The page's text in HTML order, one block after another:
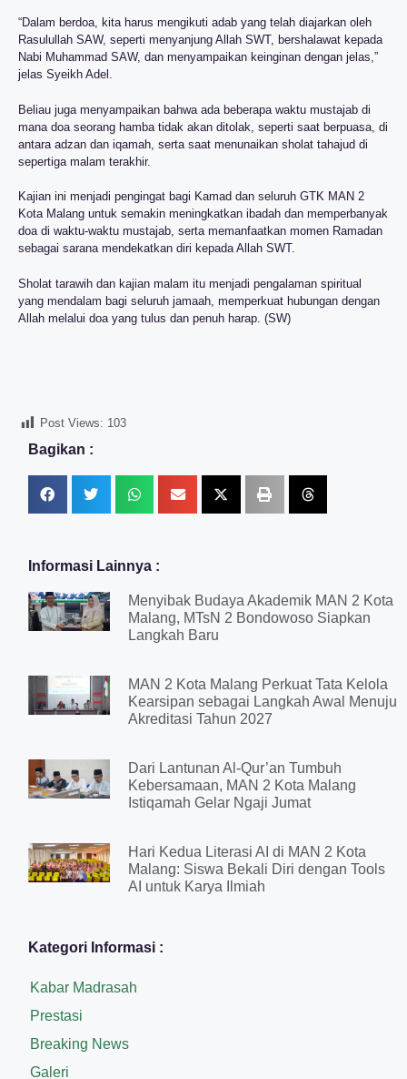
“Dalam berdoa, kita harus mengikuti adab yang telah diajarkan oleh
Rasulullah SAW, seperti menyanjung Allah SWT, bershalawat kepada
Nabi Muhammad SAW, dan menyampaikan keinginan dengan jelas,”
jelas Syeikh Adel.
Beliau juga menyampaikan bahwa ada beberapa waktu mustajab di
mana doa seorang hamba tidak akan ditolak, seperti saat berpuasa, di
antara adzan dan iqamah, serta saat menunaikan sholat tahajud di
sepertiga malam terakhir.
Kajian ini menjadi pengingat bagi Kamad dan seluruh GTK MAN 2
Kota Malang untuk semakin meningkatkan ibadah dan memperbanyak
doa di waktu-waktu mustajab, serta memanfaatkan momen Ramadan
sebagai sarana mendekatkan diri kepada Allah SWT.
Sholat tarawih dan kajian malam itu menjadi pengalaman spiritual
yang mendalam bagi seluruh jamaah, memperkuat hubungan dengan
Allah melalui doa yang tulus dan penuh harap. (SW)
Post Views: 103
Bagikan :
Informasi Lainnya :
Menyibak Budaya Akademik MAN 2 Kota
Malang, MTsN 2 Bondowoso Siapkan
Langkah Baru
MAN 2 Kota Malang Perkuat Tata Kelola
Kearsipan sebagai Langkah Awal Menuju
Akreditasi Tahun 2027
Dari Lantunan Al-Qur’an Tumbuh
Kebersamaan, MAN 2 Kota Malang
Istiqamah Gelar Ngaji Jumat
Hari Kedua Literasi AI di MAN 2 Kota
Malang: Siswa Bekali Diri dengan Tools
AI untuk Karya Ilmiah
Kategori Informasi :
Kabar Madrasah
Prestasi
Breaking News
Galeri